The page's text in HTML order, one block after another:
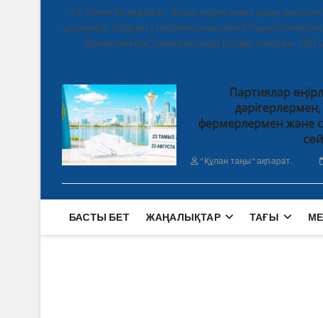
47 ViewsТеледебат: білім, еңбек және даму
ұсынысы «Әділет» партиясының өкілі Рауан
бірлескен бастама аясында Қазақстандағы 160
Партиялар
фермерлермен және
"Құлан таңы" ақпарат.
БАСТЫ БЕТ ЖАҢАЛЫҚТАР ТАҒЫ